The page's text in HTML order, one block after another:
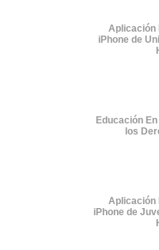
Aplicación
iPhone de
Educación
los
Aplicación
iPhone de